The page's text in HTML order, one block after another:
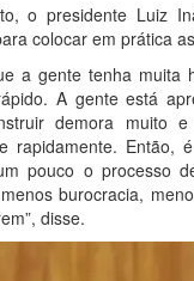
o presidente Luiz
colocar em prática
a gente tenha muita
A gente está
demora muito
rapidamente. Então,
pouco o processo
burocracia,
disse.